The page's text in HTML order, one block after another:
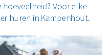
Voor elke
huren in Kampenhout.